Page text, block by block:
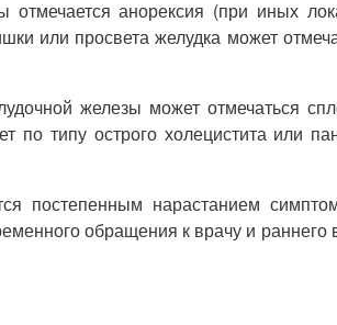
анорексия (при иных
или просвета желудка может
железы может отмечаться
по типу острого холецистита
постепенным нарастанием
обращения к врачу и